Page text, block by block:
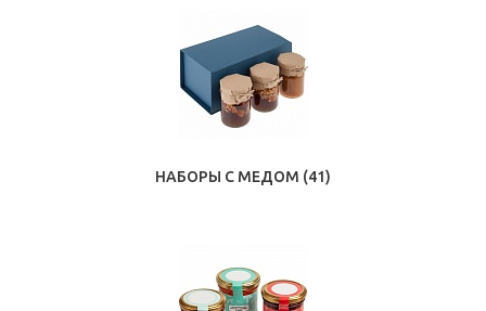
НАБОРЫ С МЕДОМ (41)